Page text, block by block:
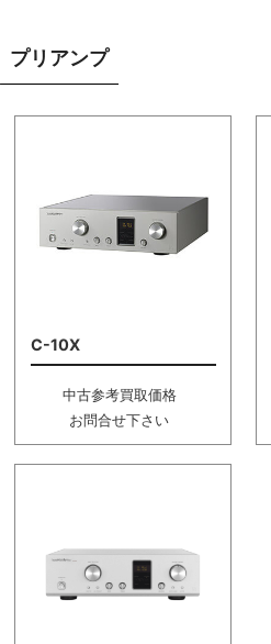
プリアンプ
C-10X
中古参考買取価格
お問合せ下さい